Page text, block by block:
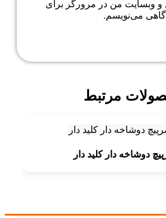
و وبسایت من در مرورگر برای
می‌نویسم.
مرتبط
دوشاخه دار کلید دار